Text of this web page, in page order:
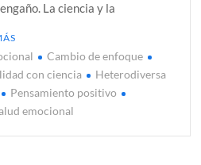
La ciencia y la
Cambio de enfoque
con ciencia
Heterodiversa
Pensamiento positivo
emocional